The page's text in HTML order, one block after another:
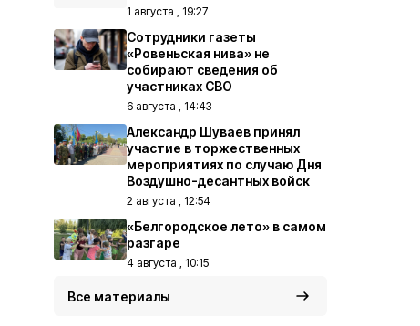
1 августа , 19:27
Сотрудники газеты
«Ровеньская нива» не
собирают сведения об
участниках СВО
6 августа , 14:43
Александр Шуваев принял
участие в торжественных
мероприятиях по случаю Дня
Воздушно-десантных войск
2 августа , 12:54
«Белгородское лето» в самом
разгаре
4 августа , 10:15
Все материалы